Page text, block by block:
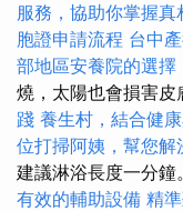
服務，協助你掌握真
胞證申請流程 台中
部地區安養院的選擇
燒，太陽也會損害皮
踐 養生村，結合健
位打掃阿姨，幫您解
建議淋浴長度一分鐘
有效的輔助設備 精